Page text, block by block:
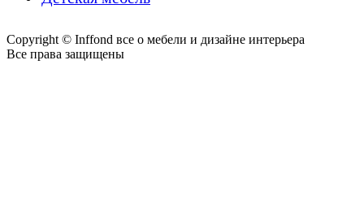
Copyright © Inffond все о мебели и дизайне интерьера
Все права защищены